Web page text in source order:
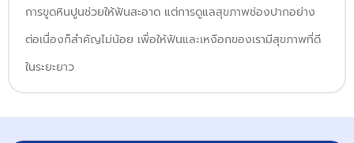
การขูดหินปูนช่วยให้ฟันสะอาด แต่การดูแลสุขภาพช่องปากอย่าง
ต่อเนื่องก็สำคัญไม่น้อย เพื่อให้ฟันและเหงือกของเรามีสุขภาพที่ดี
ในระยะยาว